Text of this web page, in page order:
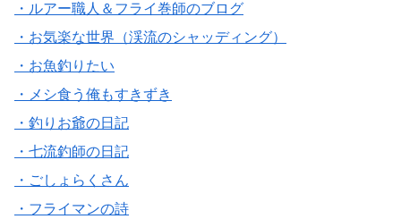
・ルアー職人＆フライ巻師のブログ
・お気楽な世界（渓流のシャッディング）
・お魚釣りたい
・メシ食う俺もすきずき
・釣りお爺の日記
・七流釣師の日記
・ごしょらくさん
・フライマンの詩